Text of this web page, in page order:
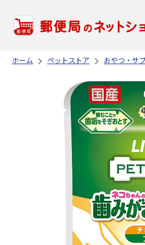
ホーム ペットストア おやつ・サ